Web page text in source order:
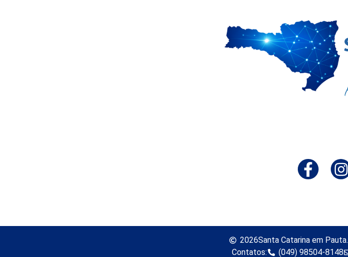
2026Santa Catarina em Pauta.
Contatos:
(049) 98504-8148